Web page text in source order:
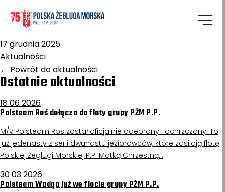
Homepage
Lublin
17 grudnia 2025
Aktualności
← Powrót do aktualności
Ostatnie aktualności
18 06 2026
Polsteam Roś dołącza do floty grupy PŻM P.P.
M/v Polsteam Ros został oficjalnie odebrany i ochrzczony. To
już jedenasty z serii dwunastu jeziorowców, które zasilają flotę
Polskiej Żeglugi Morskiej P.P. Matką Chrzestną…
30 03 2026
Polsteam Wadąg już we flocie grupy PŻM P.P.